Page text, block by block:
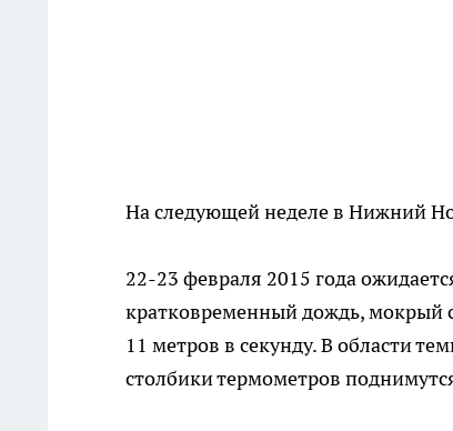
На следующей неделе в Нижний
22-23 февраля 2015 года
кратковременный дождь, мокрый
11 метров в секунду. В области
столбики термометров